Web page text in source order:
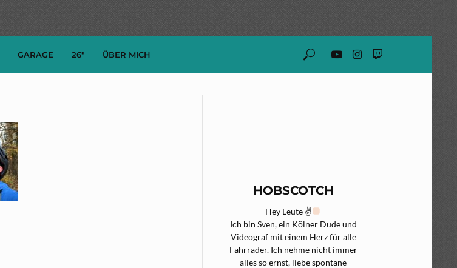
GARAGE 26″ ÜBER MICH
HOBSCOTCH
Hey Leute ✌
Ich bin Sven, ein Kölner Dude und
Videograf mit einem Herz für alle
Fahrräder. Ich nehme nicht immer
alles so ernst, liebe spontane